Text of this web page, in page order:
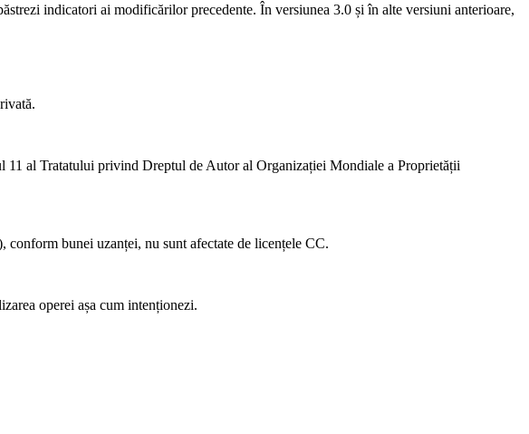
indicatori ai modificărilor precedente. În versiunea 3.0 și în alte versiuni anterioare,
al Tratatului privind Dreptul de Autor al Organizației Mondiale a Proprietății
bunei uzanței, nu sunt afectate de licențele CC.
operei așa cum intenționezi.